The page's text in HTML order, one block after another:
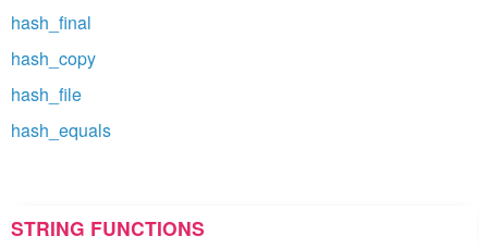
hash_final
hash_copy
hash_file
hash_equals
STRING FUNCTIONS